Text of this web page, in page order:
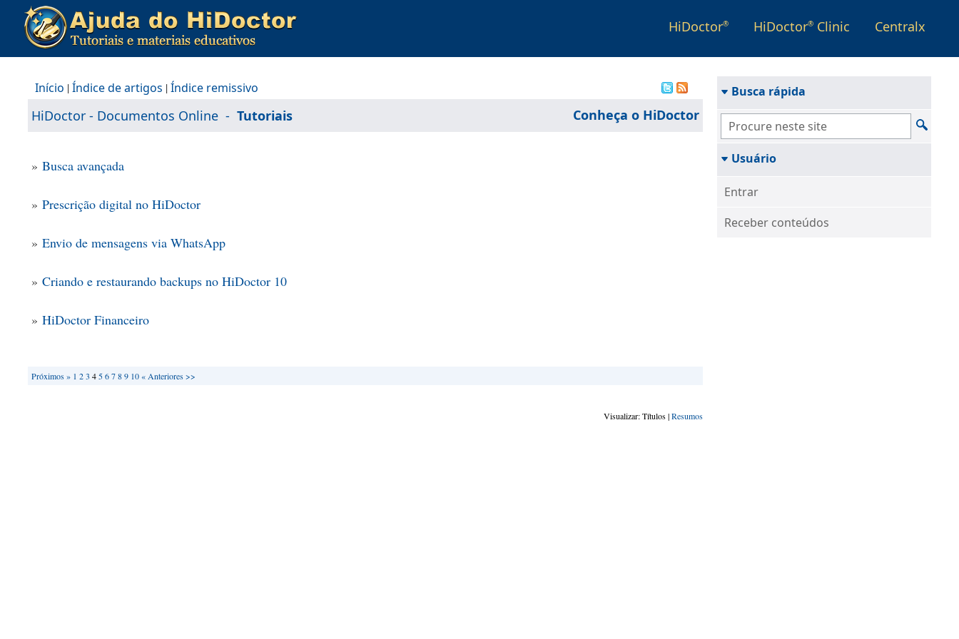
HiDoctor® HiDoctor® Clinic Centralx
Início |Índice de artigos |Índice remissivo
Conheça o HiDoctor
HiDoctor - Documentos Online - Tutoriais
» Busca avançada
» Prescrição digital no HiDoctor
» Envio de mensagens via WhatsApp
» Criando e restaurando backups no HiDoctor 10
» HiDoctor Financeiro
Próximos » 1 23 4 56789 10« Anteriores>>
Visualizar: Títulos |Resumos
Busca rápida
Usuário
Entrar
Receber conteúdos